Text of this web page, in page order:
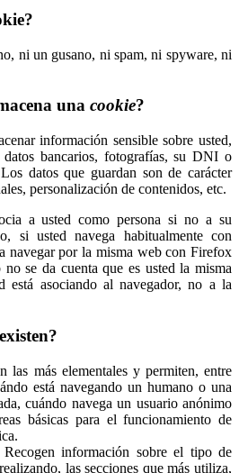
ni un gusano, ni spam, ni spyware, ni
una cookie?
información sensible sobre usted,
bancarios, fotografías, su DNI o
datos que guardan son de carácter
personalización de contenidos, etc.
a usted como persona si no a su
si usted navega habitualmente con
navegar por la misma web con Firefox
se da cuenta que es usted la misma
está asociando al navegador, no a la
existen?
las más elementales y permiten, entre
está navegando un humano o una
cuándo navega un usuario anónimo
básicas para el funcionamiento de
Recogen información sobre el tipo de
las secciones que más utiliza,